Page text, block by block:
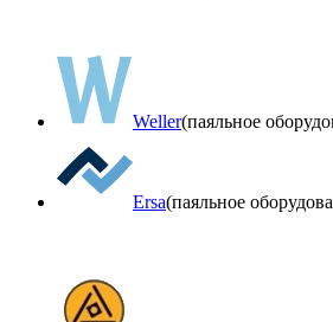
Weller(паяльное
Ersa(паяльное